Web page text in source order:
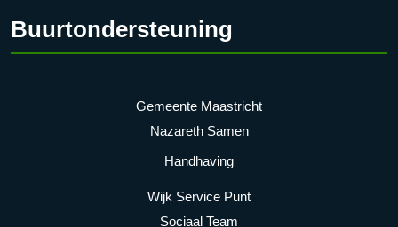
Buurtondersteuning
Gemeente Maastricht
Nazareth Samen
Handhaving
Wijk Service Punt
Sociaal Team